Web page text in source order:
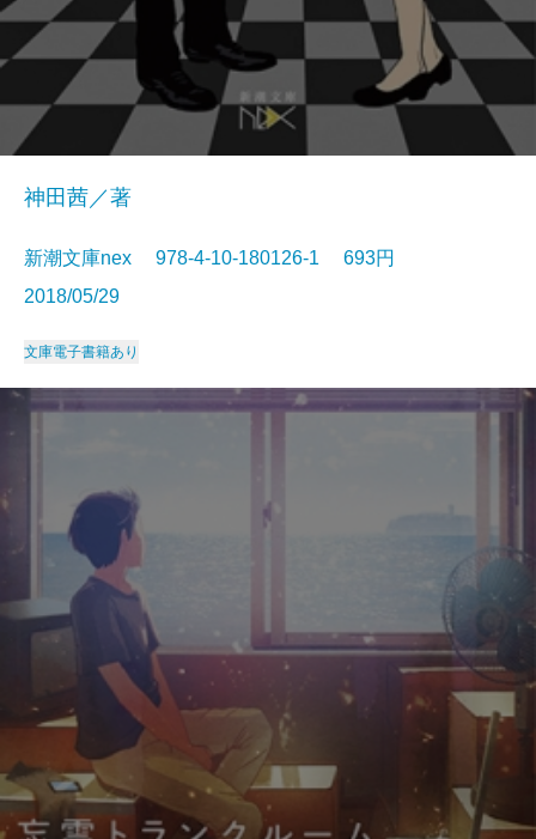
神田茜／著
新潮文庫nex 978-4-10-180126-1 693円
2018/05/29
文庫電子書籍あり